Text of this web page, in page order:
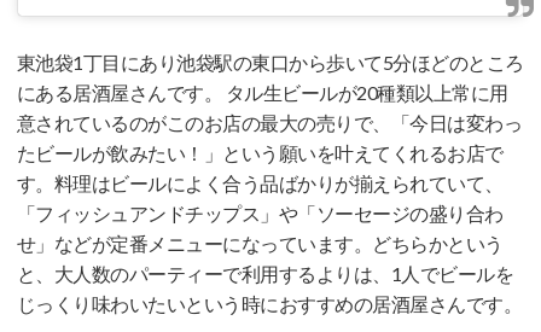
東池袋1丁目にあり池袋駅の東口から歩いて5分ほどのところ
にある居酒屋さんです。 タル生ビールが20種類以上常に用
意されているのがこのお店の最大の売りで、「今日は変わっ
たビールが飲みたい！」という願いを叶えてくれるお店で
す。料理はビールによく合う品ばかりが揃えられていて、
「フィッシュアンドチップス」や「ソーセージの盛り合わ
せ」などが定番メニューになっています。どちらかという
と、大人数のパーティーで利用するよりは、1人でビールを
じっくり味わいたいという時におすすめの居酒屋さんです。